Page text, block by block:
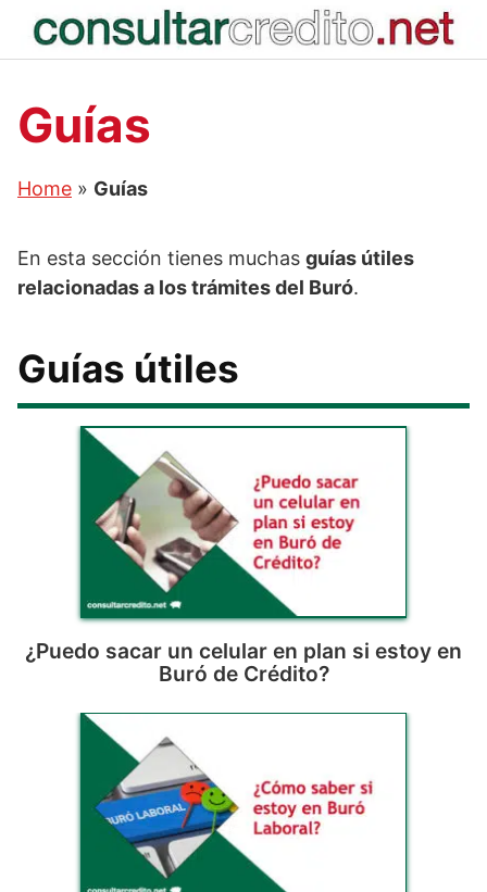
Saltar
Guías
Home » Guías
En esta sección tienes muchas guías útiles
relacionadas a los trámites del Buró.
Guías útiles
¿Puedo sacar un celular en plan si estoy en
Buró de Crédito?